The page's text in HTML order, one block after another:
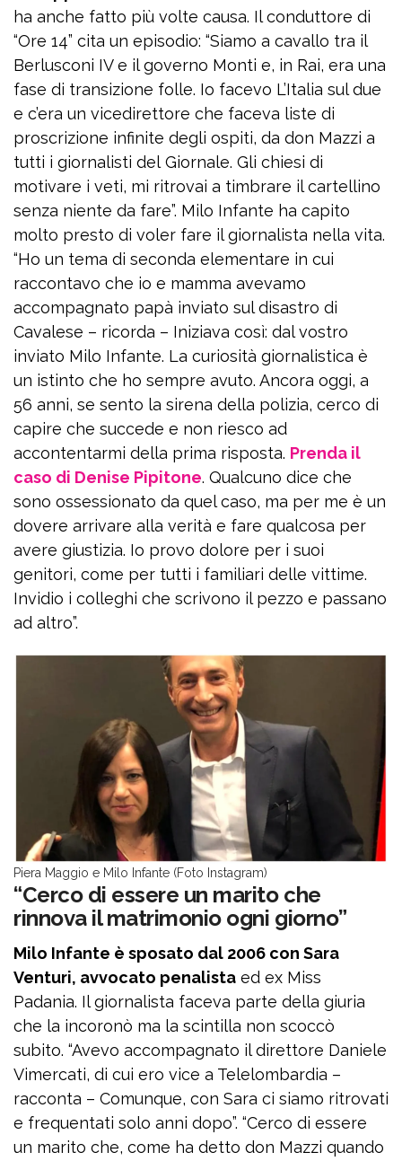
ha anche fatto più volte causa. Il conduttore di
“Ore 14” cita un episodio: “Siamo a cavallo tra il
Berlusconi IV e il governo Monti e, in Rai, era una
fase di transizione folle. Io facevo L’Italia sul due
e c’era un vicedirettore che faceva liste di
proscrizione infinite degli ospiti, da don Mazzi a
tutti i giornalisti del Giornale. Gli chiesi di
motivare i veti, mi ritrovai a timbrare il cartellino
senza niente da fare”. Milo Infante ha capito
molto presto di voler fare il giornalista nella vita.
“Ho un tema di seconda elementare in cui
raccontavo che io e mamma avevamo
accompagnato papà inviato sul disastro di
Cavalese – ricorda – Iniziava così: dal vostro
inviato Milo Infante. La curiosità giornalistica è
un istinto che ho sempre avuto. Ancora oggi, a
56 anni, se sento la sirena della polizia, cerco di
capire che succede e non riesco ad
accontentarmi della prima risposta. Prenda il
caso di Denise Pipitone. Qualcuno dice che
sono ossessionato da quel caso, ma per me è un
dovere arrivare alla verità e fare qualcosa per
avere giustizia. Io provo dolore per i suoi
genitori, come per tutti i familiari delle vittime.
Invidio i colleghi che scrivono il pezzo e passano
ad altro”.
Piera Maggio e Milo Infante (Foto Instagram)
“Cerco di essere un marito che
rinnova il matrimonio ogni giorno”
Milo Infante è sposato dal 2006 con Sara
Venturi, avvocato penalista ed ex Miss
Padania. Il giornalista faceva parte della giuria
che la incoronò ma la scintilla non scoccò
subito. “Avevo accompagnato il direttore Daniele
Vimercati, di cui ero vice a Telelombardia –
racconta – Comunque, con Sara ci siamo ritrovati
e frequentati solo anni dopo”. “Cerco di essere
un marito che, come ha detto don Mazzi quando